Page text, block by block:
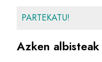
PARTEKATU!
Azken albisteak